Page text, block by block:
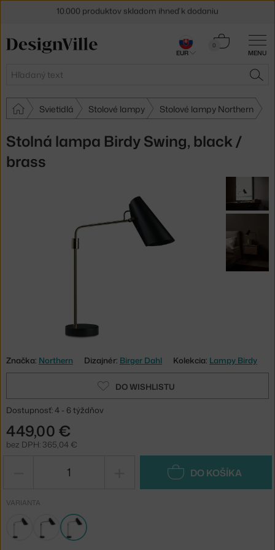
MENU
Hľadať
0
Košík
Svietidlá Stolové lampy Stolové lampy Northern
Stolná lampa Birdy Swing, black /
brass
Značka: Northern Dizajnér: Birger Dahl Kolekcia: Lampy Birdy
DO WISHLISTU
Dostupnosť: 4 - 6 týždňov
449,00 €
bez DPH: 365,04 €
DO KOŠÍKA
VARIANTA
30 dní na vrátenie tovaru
EUR